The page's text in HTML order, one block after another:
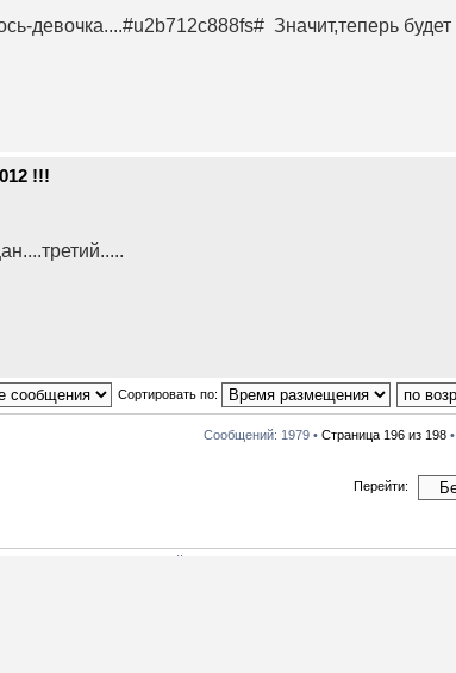
девочка....#u2b712c888fs# Значит,теперь будет
!!!
Сортировать по:
Сообщений: 1979 • Страница 196 из 198 •
Перейти: